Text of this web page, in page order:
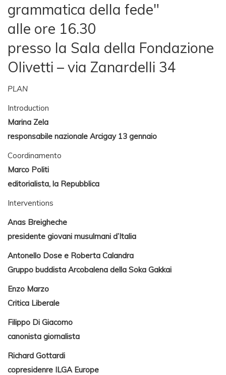
grammatica della fede"
alle ore 16.30
presso la Sala della Fondazione
Olivetti – via Zanardelli 34
PLAN
Introduction
Marina Zela
responsabile nazionale Arcigay 13 gennaio
Coordinamento
Marco Politi
editorialista, la Repubblica
Interventions
Anas Breigheche
presidente giovani musulmani d’Italia
Antonello Dose e Roberta Calandra
Gruppo buddista Arcobalena della Soka Gakkai
Enzo Marzo
Critica Liberale
Filippo Di Giacomo
canonista giornalista
Richard Gottardi
copresidenre ILGA Europe